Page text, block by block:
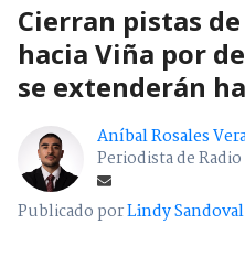
Cierran pistas
hacia Viña por
se extenderán
Aníbal Rosales
Periodista de
Publicado porLindy Sandoval